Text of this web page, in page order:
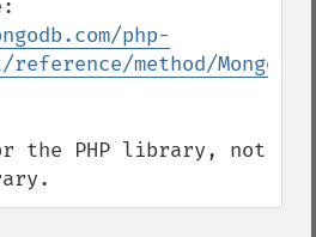
php-
method/
the PHP library, not